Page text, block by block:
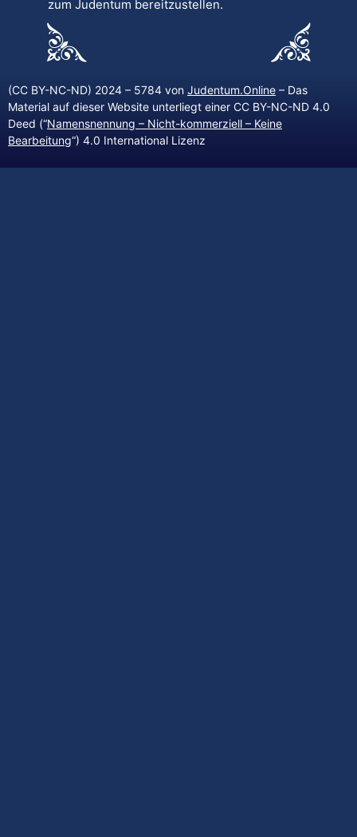
zum Judentum bereitzustellen.
(CC BY-NC-ND) 2024 – 5784 von Judentum.Online – Das
Material auf dieser Website unterliegt einer CC BY-NC-ND 4.0
Deed (“Namensnennung – Nicht-kommerziell – Keine
Bearbeitung“) 4.0 International Lizenz